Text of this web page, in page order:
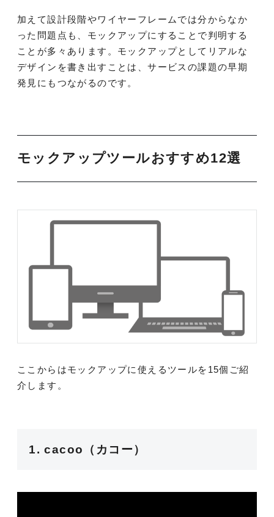
加えて設計段階やワイヤーフレームでは分からなか
った問題点も、モックアップにすることで判明する
ことが多々あります。モックアップとしてリアルな
デザインを書き出すことは、サービスの課題の早期
発見にもつながるのです。
モックアップツールおすすめ12選
ここからはモックアップに使えるツールを15個ご紹
介します。
1. cacoo（カコー）